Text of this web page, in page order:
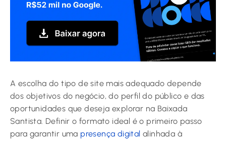
A escolha do tipo de site mais adequado depende
dos objetivos do negócio, do perfil do público e das
oportunidades que deseja explorar na Baixada
Santista. Definir o formato ideal é o primeiro passo
para garantir uma presença digital alinhada à